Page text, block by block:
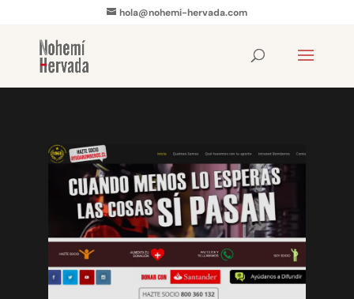
hola@nohemi-hervada.com